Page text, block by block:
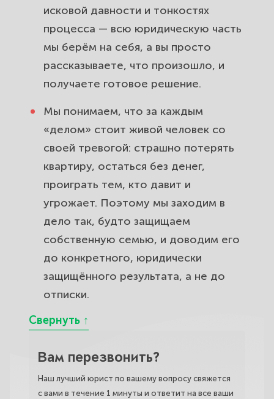
исковой давности и тонкостях
процесса — всю юридическую часть
мы берём на себя, а вы просто
рассказываете, что произошло, и
получаете готовое решение.
Мы понимаем, что за каждым
«делом» стоит живой человек со
своей тревогой: страшно потерять
квартиру, остаться без денег,
проиграть тем, кто давит и
угрожает. Поэтому мы заходим в
дело так, будто защищаем
собственную семью, и доводим его
до конкретного, юридически
защищённого результата, а не до
отписки.
Вам перезвонить?
Наш лучший юрист по вашему вопросу свяжется
с вами в течение 1 минуты и ответит на все ваши